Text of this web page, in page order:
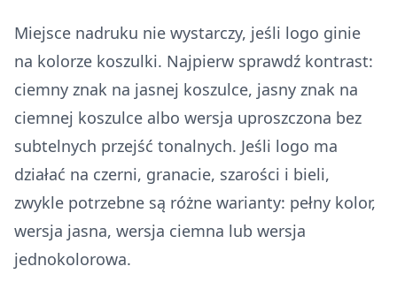
Miejsce nadruku nie wystarczy, jeśli logo ginie
na kolorze koszulki. Najpierw sprawdź kontrast:
ciemny znak na jasnej koszulce, jasny znak na
ciemnej koszulce albo wersja uproszczona bez
subtelnych przejść tonalnych. Jeśli logo ma
działać na czerni, granacie, szarości i bieli,
zwykle potrzebne są różne warianty: pełny kolor,
wersja jasna, wersja ciemna lub wersja
jednokolorowa.